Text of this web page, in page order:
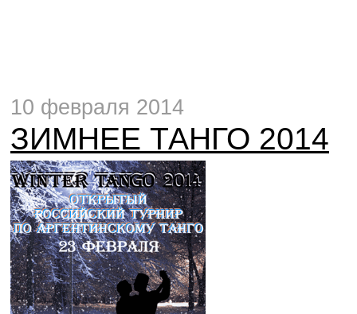
10 февраля 2014
ЗИМНЕЕ ТАНГО 2014